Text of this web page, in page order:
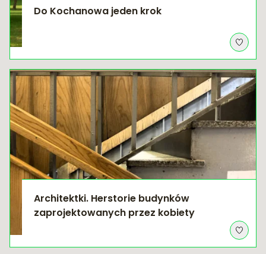
Do Kochanowa jeden krok
Architektki. Herstorie budynków
zaprojektowanych przez kobiety